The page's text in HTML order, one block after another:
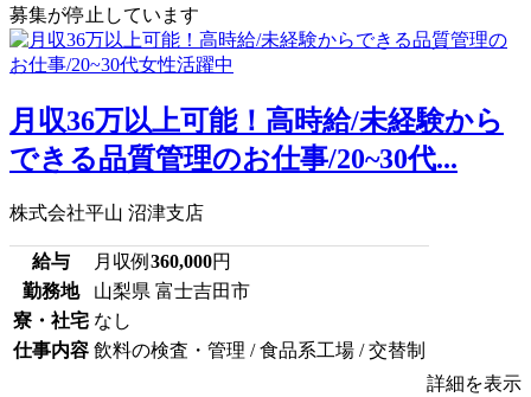
募集が停止しています
月収36万以上可能！高時給/未経験から
できる品質管理のお仕事/20~30代...
株式会社平山 沼津支店
給与 月収例 360,000円
勤務地
山梨県 富士吉田市
寮・社宅 なし
仕事内容 飲料の検査・管理 / 食品系工場 / 交替制
詳細を表示